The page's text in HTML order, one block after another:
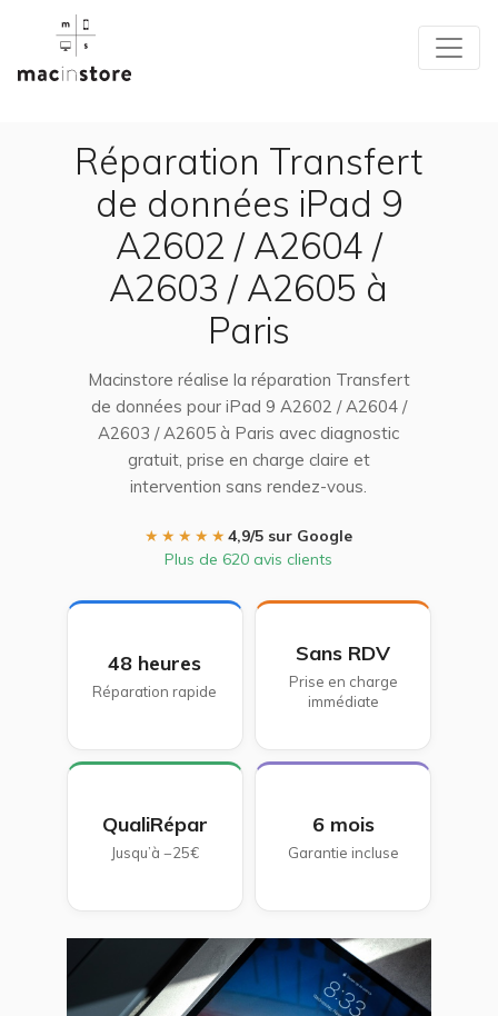
Réparation Transfert
de données iPad 9
A2602 / A2604 /
A2603 / A2605 à
Paris
Macinstore réalise la réparation Transfert
de données pour iPad 9 A2602 / A2604 /
A2603 / A2605 à Paris avec diagnostic
gratuit, prise en charge claire et
intervention sans rendez-vous.
★★★★★4,9/5 sur Google
Plus de 620 avis clients
48 heures
Réparation rapide
Sans RDV
Prise en charge
immédiate
QualiRépar
Jusqu’à −25€
6 mois
Garantie incluse